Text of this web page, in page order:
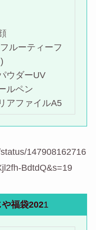
ルーティーフ
ウダーUV
ルペン
アファイルA5
147908162716
BdtdQ&s=19
福袋2021